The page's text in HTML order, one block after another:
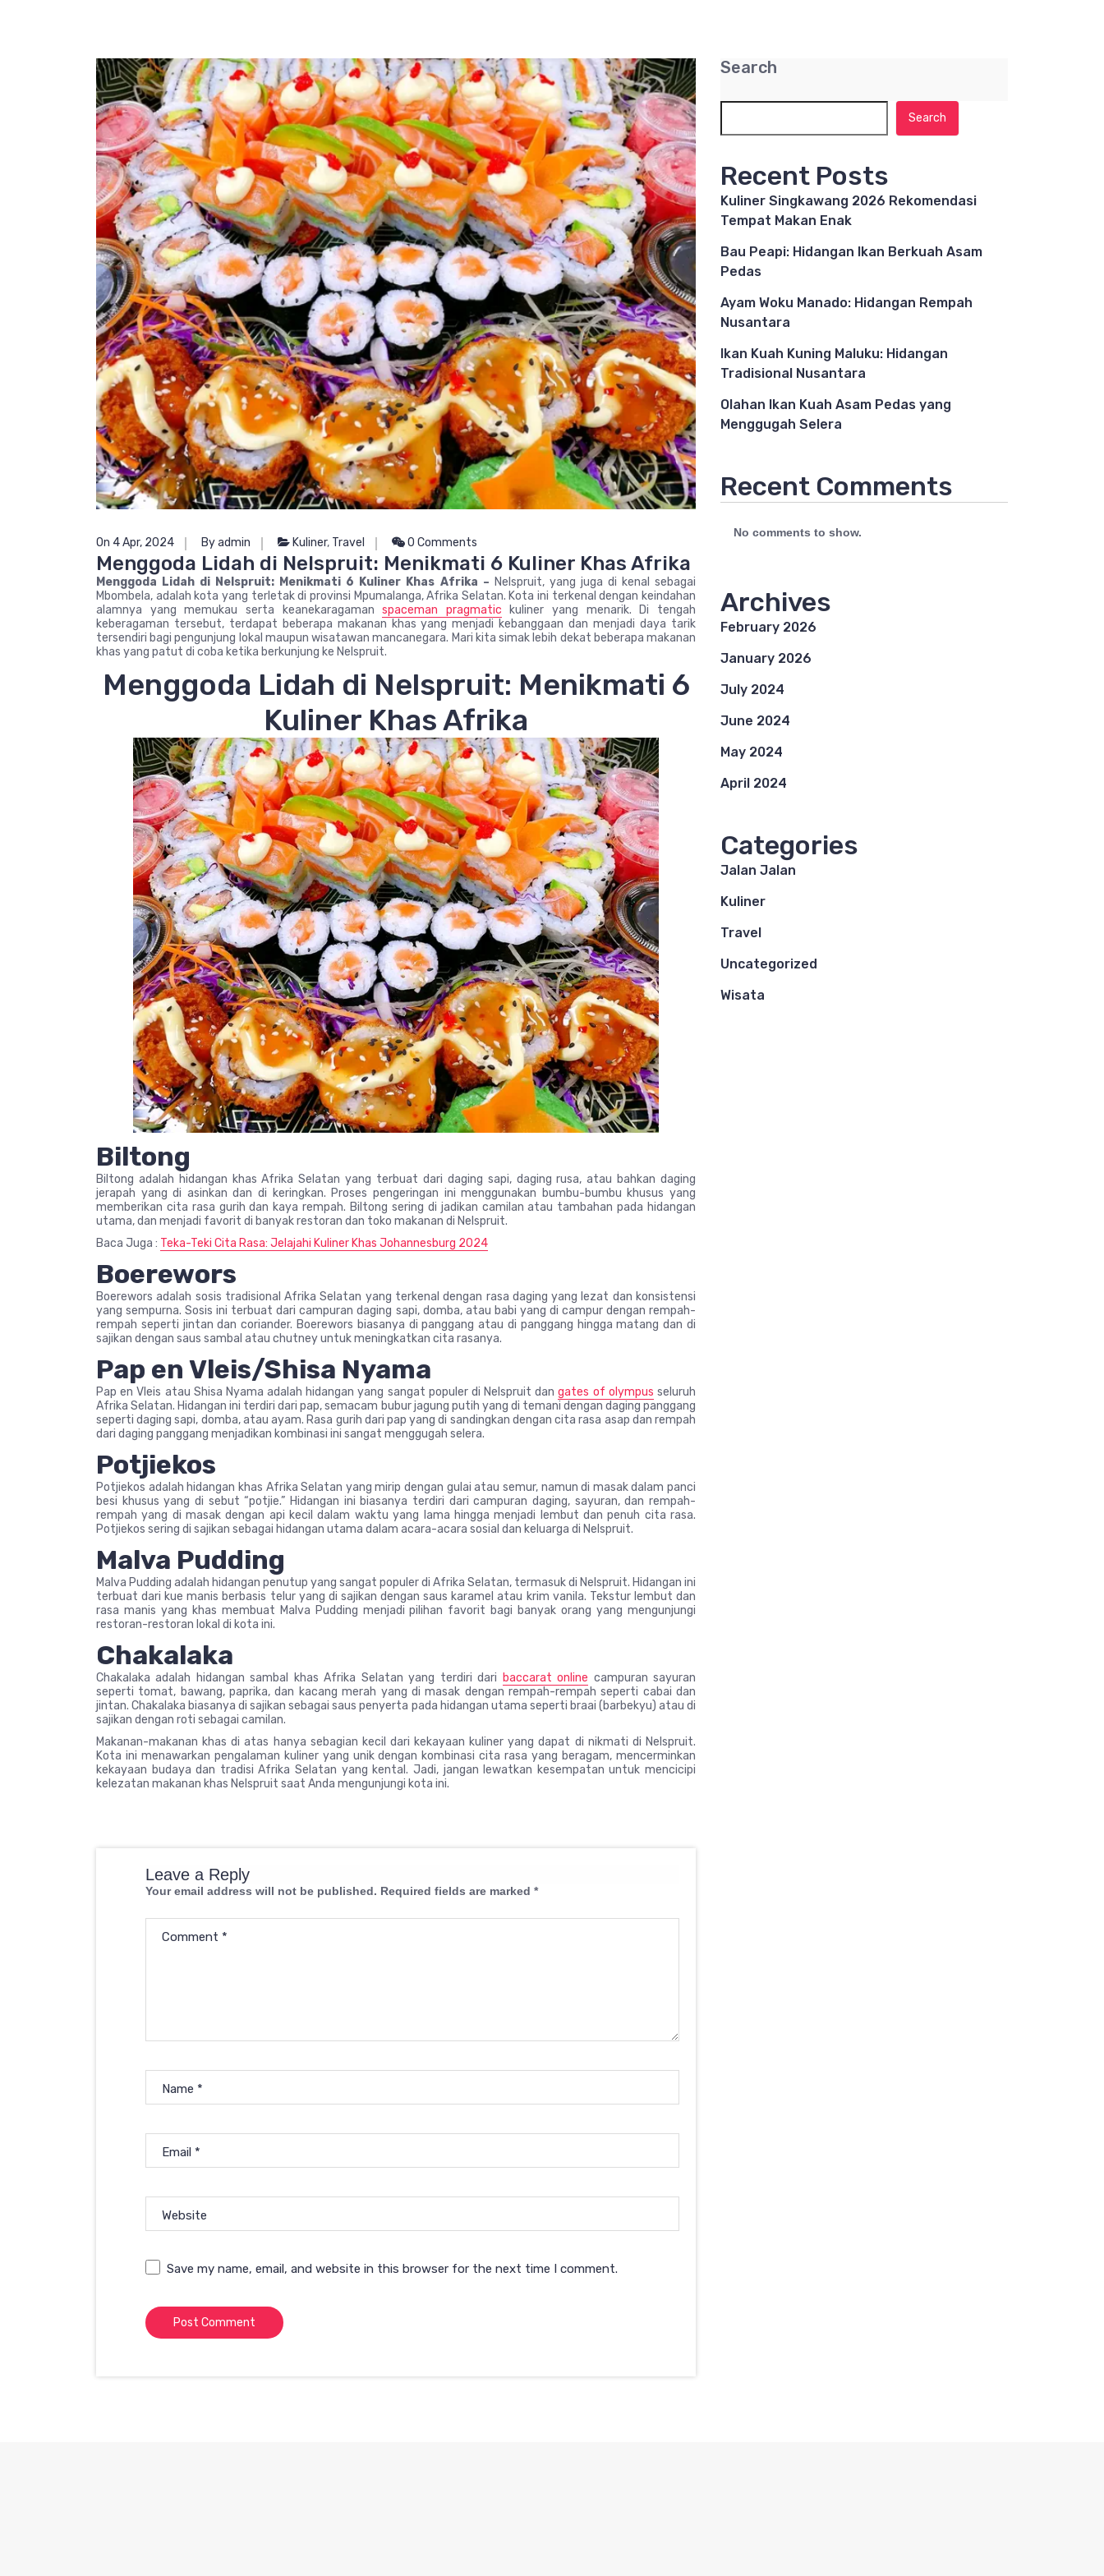
On 4 Apr, 2024 By admin Kuliner, Travel 0 Comments
Menggoda Lidah di Nelspruit: Menikmati 6 Kuliner Khas Afrika
Menggoda Lidah di Nelspruit: Menikmati 6 Kuliner Khas Afrika – Nelspruit, yang juga di kenal sebagai
Mbombela, adalah kota yang terletak di provinsi Mpumalanga, Afrika Selatan. Kota ini terkenal dengan keindahan
alamnya yang memukau serta keanekaragamanspaceman pragmatic kuliner yang menarik. Di tengah
keberagaman tersebut, terdapat beberapa makanan khas yang menjadi kebanggaan dan menjadi daya tarik
tersendiri bagi pengunjung lokal maupun wisatawan mancanegara. Mari kita simak lebih dekat beberapa makanan
khas yang patut di coba ketika berkunjung ke Nelspruit.
Menggoda Lidah di Nelspruit: Menikmati 6
Kuliner Khas Afrika
Biltong
Biltong adalah hidangan khas Afrika Selatan yang terbuat dari daging sapi, daging rusa, atau bahkan daging
jerapah yang di asinkan dan di keringkan. Proses pengeringan ini menggunakan bumbu-bumbu khusus yang
memberikan cita rasa gurih dan kaya rempah. Biltong sering di jadikan camilan atau tambahan pada hidangan
utama, dan menjadi favorit di banyak restoran dan toko makanan di Nelspruit.
Baca Juga : Teka-Teki Cita Rasa: Jelajahi Kuliner Khas Johannesburg 2024
Boerewors
Boerewors adalah sosis tradisional Afrika Selatan yang terkenal dengan rasa daging yang lezat dan konsistensi
yang sempurna. Sosis ini terbuat dari campuran daging sapi, domba, atau babi yang di campur dengan rempah-
rempah seperti jintan dan coriander. Boerewors biasanya di panggang atau di panggang hingga matang dan di
sajikan dengan saus sambal atau chutney untuk meningkatkan cita rasanya.
Pap en Vleis/Shisa Nyama
Pap en Vleis atau Shisa Nyama adalah hidangan yang sangat populer di Nelspruit dangates of olympus seluruh
Afrika Selatan. Hidangan ini terdiri dari pap, semacam bubur jagung putih yang di temani dengan daging panggang
seperti daging sapi, domba, atau ayam. Rasa gurih dari pap yang di sandingkan dengan cita rasa asap dan rempah
dari daging panggang menjadikan kombinasi ini sangat menggugah selera.
Potjiekos
Potjiekos adalah hidangan khas Afrika Selatan yang mirip dengan gulai atau semur, namun di masak dalam panci
besi khusus yang di sebut “potjie.” Hidangan ini biasanya terdiri dari campuran daging, sayuran, dan rempah-
rempah yang di masak dengan api kecil dalam waktu yang lama hingga menjadi lembut dan penuh cita rasa.
Potjiekos sering di sajikan sebagai hidangan utama dalam acara-acara sosial dan keluarga di Nelspruit.
Malva Pudding
Malva Pudding adalah hidangan penutup yang sangat populer di Afrika Selatan, termasuk di Nelspruit. Hidangan ini
terbuat dari kue manis berbasis telur yang di sajikan dengan saus karamel atau krim vanila. Tekstur lembut dan
rasa manis yang khas membuat Malva Pudding menjadi pilihan favorit bagi banyak orang yang mengunjungi
restoran-restoran lokal di kota ini.
Chakalaka
Chakalaka adalah hidangan sambal khas Afrika Selatan yang terdiri dari baccarat online campuran sayuran
seperti tomat, bawang, paprika, dan kacang merah yang di masak dengan rempah-rempah seperti cabai dan
jintan. Chakalaka biasanya di sajikan sebagai saus penyerta pada hidangan utama seperti braai (barbekyu) atau di
sajikan dengan roti sebagai camilan.
Makanan-makanan khas di atas hanya sebagian kecil dari kekayaan kuliner yang dapat di nikmati di Nelspruit.
Kota ini menawarkan pengalaman kuliner yang unik dengan kombinasi cita rasa yang beragam, mencerminkan
kekayaan budaya dan tradisi Afrika Selatan yang kental. Jadi, jangan lewatkan kesempatan untuk mencicipi
kelezatan makanan khas Nelspruit saat Anda mengunjungi kota ini.
Leave a Reply
Your email address will not be published. Required fields are marked *
Comment *
Name *
Email *
Website
Save my name, email, and website in this browser for the next time I comment.
Search
Search
Recent Posts
Kuliner Singkawang 2026 Rekomendasi
Tempat Makan Enak
Bau Peapi: Hidangan Ikan Berkuah Asam
Pedas
Ayam Woku Manado: Hidangan Rempah
Nusantara
Ikan Kuah Kuning Maluku: Hidangan
Tradisional Nusantara
Olahan Ikan Kuah Asam Pedas yang
Menggugah Selera
Recent Comments
No comments to show.
Archives
February 2026
January 2026
July 2024
June 2024
May 2024
April 2024
Categories
Jalan Jalan
Kuliner
Travel
Uncategorized
Wisata